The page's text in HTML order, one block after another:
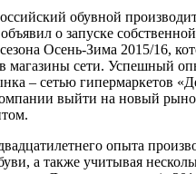
обувной
о запуске
Осень-Зима 2015/16,
магазины сети. Успешный
– сетью гипермаркетов
выйти на новый
опыта
а также учитывая